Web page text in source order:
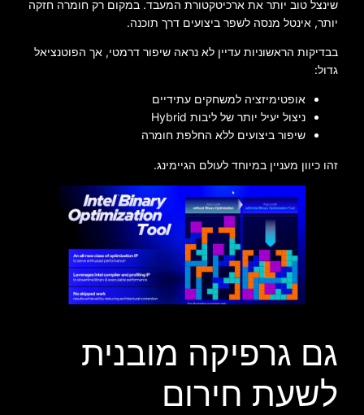
שינצל טוב יותר את ארכיטקטורת המעבד. במקום רק חומרה חזקה
יותר, אינטל מנסה לשפר ביצועים דרך תוכנה.
בבדיקות הראשוניות עדיין לא נראה שיפור דרמטי, אך הפוטנציאל
גדול:
אופטימיזציה למשחקים עתידיים
ניצול יעיל יותר של ליבות Hybrid
שיפור ביצועים ללא החלפת חומרה
זהו כיוון מעניין במיוחד לעולם הגיימינג.
גם גרפיקה מובנית
לשעת חירום